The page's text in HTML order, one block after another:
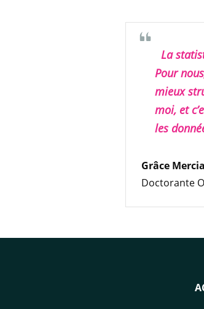
La
Pour
mieux
moi, et
les
Grâce
Doctorante